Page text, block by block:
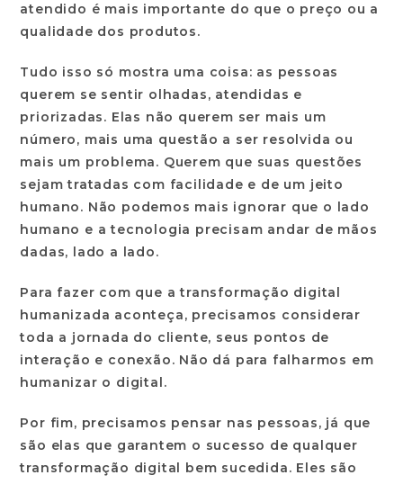
atendido é mais importante do que o preço ou a
qualidade dos produtos.
Tudo isso só mostra uma coisa: as pessoas
querem se sentir olhadas, atendidas e
priorizadas. Elas não querem ser mais um
número, mais uma questão a ser resolvida ou
mais um problema. Querem que suas questões
sejam tratadas com facilidade e de um jeito
humano. Não podemos mais ignorar que o lado
humano e a tecnologia precisam andar de mãos
dadas, lado a lado.
Para fazer com que a transformação digital
humanizada aconteça, precisamos considerar
toda a jornada do cliente, seus pontos de
interação e conexão. Não dá para falharmos em
humanizar o digital.
Por fim, precisamos pensar nas pessoas, já que
são elas que garantem o sucesso de qualquer
transformação digital bem sucedida. Eles são